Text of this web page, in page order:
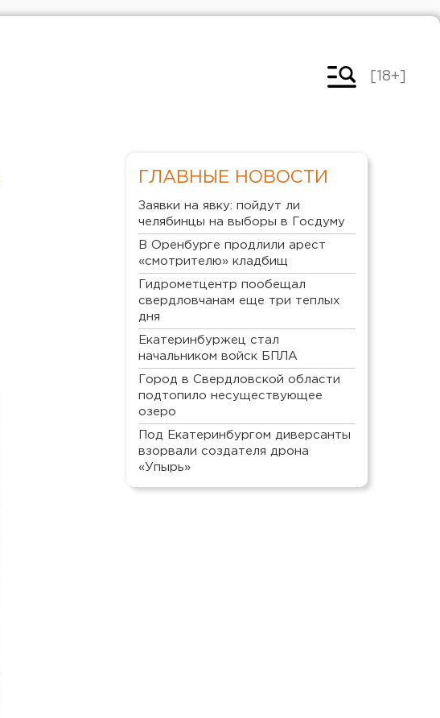
[18+]
ГЛАВНЫЕ НОВОСТИ
Заявки на явку: пойдут ли
челябинцы на выборы в Госдуму
В Оренбурге продлили арест
«смотрителю» кладбищ
Гидрометцентр пообещал
свердловчанам еще три теплых
дня
Екатеринбуржец стал
начальником войск БПЛА
Город в Свердловской области
подтопило несуществующее
озеро
Под Екатеринбургом диверсанты
взорвали создателя дрона
«Упырь»